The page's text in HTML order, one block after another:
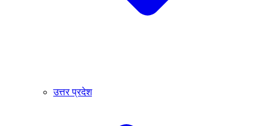
उत्तर प्रदेश